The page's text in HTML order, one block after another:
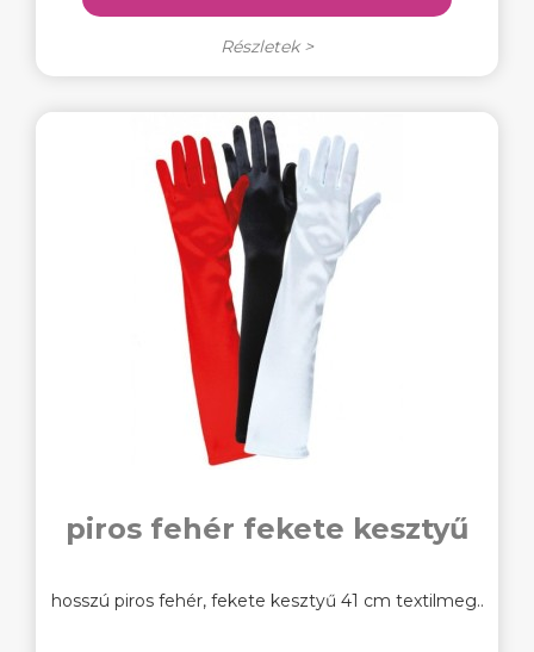
Részletek >
piros fehér fekete kesztyű
hosszú piros fehér, fekete kesztyű 41 cm textilmeg..